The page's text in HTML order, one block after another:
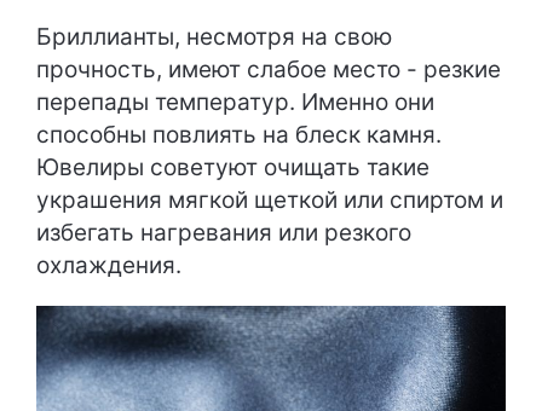
Бриллианты, несмотря на свою
прочность, имеют слабое место - резкие
перепады температур. Именно они
способны повлиять на блеск камня.
Ювелиры советуют очищать такие
украшения мягкой щеткой или спиртом и
избегать нагревания или резкого
охлаждения.